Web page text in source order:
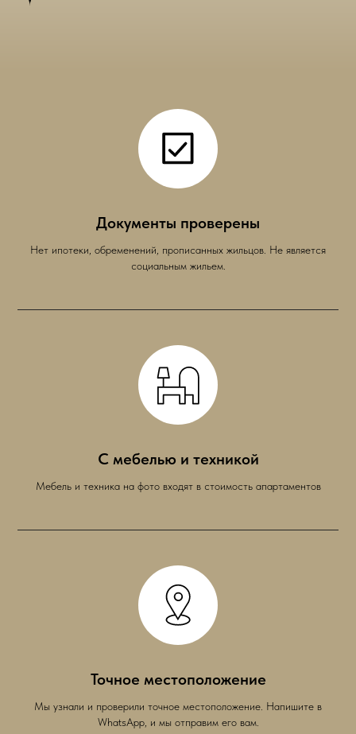
Документы проверены
Нет ипотеки, обременений, прописанных жильцов. Не является
социальным жильем.
С мебелью и техникой
Мебель и техника на фото входят в стоимость апартаментов
Точное местоположение
Мы узнали и проверили точное местоположение. Напишите в
WhatsApp, и мы отправим его вам.